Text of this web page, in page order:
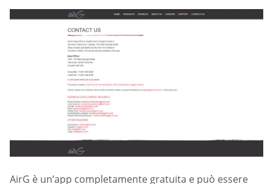
AirG è un’app completamente gratuita e può essere